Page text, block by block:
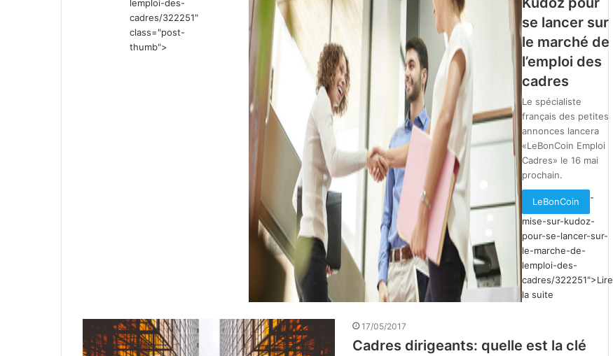
lemploi-des-
cadres/322251"
class="post-
thumb">
se lancer sur
le marché de
l’emploi des
cadres
Le spécialiste
français des petites
annonces lancera
«LeBonCoin Emploi
Cadres» le 16 mai
prochain.
LeBonCoin -
mise-sur-kudoz-
pour-se-lancer-sur-
le-marche-de-
lemploi-des-
cadres/322251">Lire
la suite
17/05/2017
Cadres dirigeants: quelle est la clé